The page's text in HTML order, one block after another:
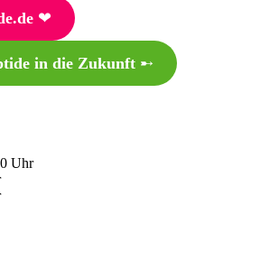
❤︎
in die Zukunft➸
Uhr